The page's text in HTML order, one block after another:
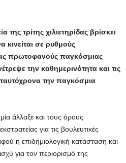
της τρίτης χιλιετηρίδας βρίσκει
κινείται σε ρυθμούς
πρωτοφανούς παγκόσμιας
την καθημερινότητα και τις
την παγκόσμια
άλλαξε και τους όρους
για τις βουλευτικές
η επιδημιολογική κατάσταση και
για τον περιορισμό της